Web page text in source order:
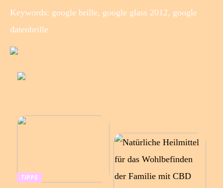
Keywords: google brille, google glass 2012, google
datenbrille
TIPPS